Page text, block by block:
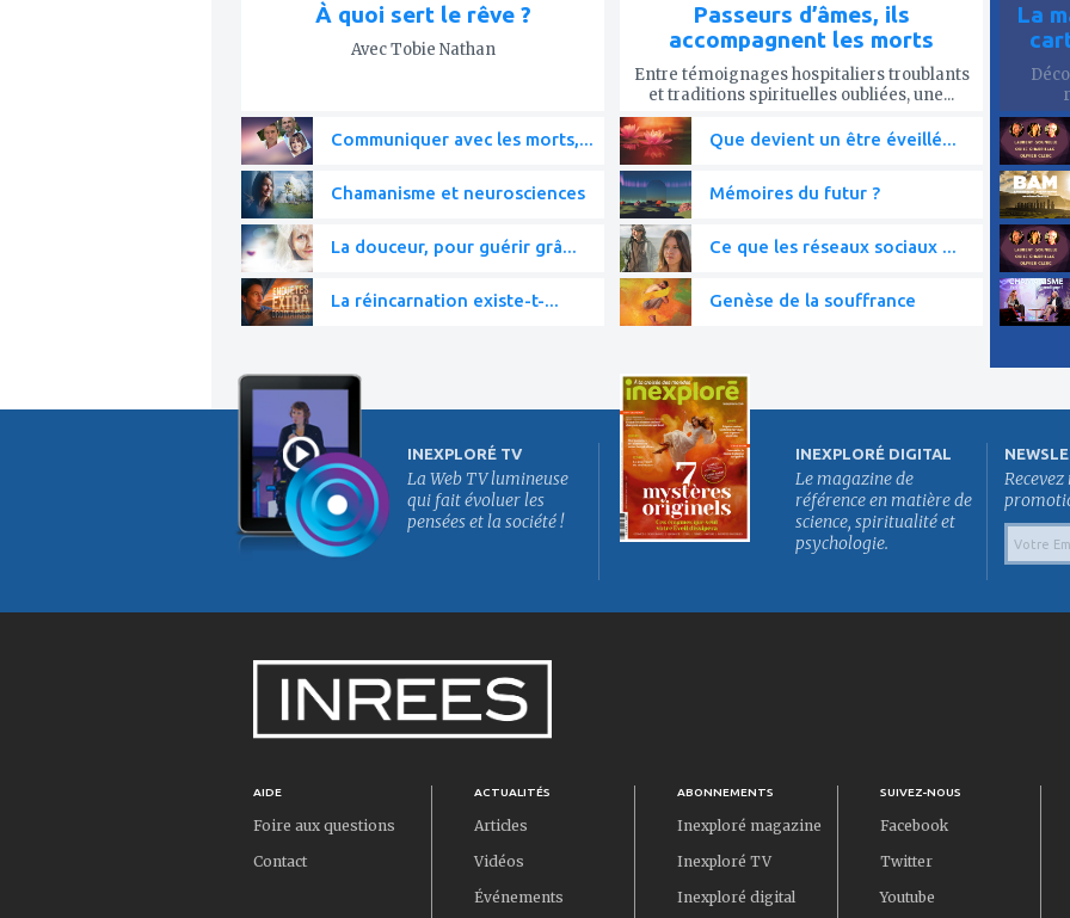
À quoi sert le rêve ?
Avec Tobie Nathan
Communiquer avec les morts,...
Chamanisme et neurosciences
La douceur, pour guérir grâ...
La réincarnation existe-t-...
Passeurs d’âmes, ils
accompagnent les morts
Entre témoignages hospitaliers troublants
et traditions spirituelles oubliées, une...
Que devient un être éveillé...
Mémoires du futur ?
Ce que les réseaux sociaux ...
Genèse de la souffrance
La
INEXPLORÉ TV
La Web TV lumineuse
qui fait évoluer les
pensées et la société !
INEXPLORÉ DIGITAL
Le magazine de
référence en matière de
science, spiritualité et
psychologie.
AIDE
Foire aux questions
Contact
ACTUALITÉS
Articles
Vidéos
Événements
ABONNEMENTS
Inexploré magazine
Inexploré TV
Inexploré digital
SUIVEZ-NOUS
Facebook
Twitter
Youtube